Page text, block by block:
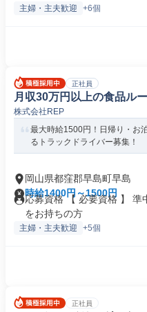
主婦・主夫歓迎 +6個
正社員
月収30万円以上の食品ル
株式会社REP
最大時給1500円！日帰り・お
るトラックドライバー募集！
岡山県都窪郡早島町早島
時給1400円～1500円
応募資格 【 必要資格 】 準
をお持ちの方
主婦・主夫歓迎 +5個
正社員